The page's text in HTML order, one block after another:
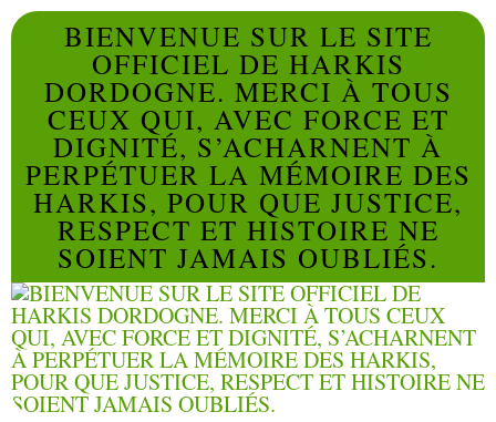
BIENVENUE SUR LE SITE
OFFICIEL DE HARKIS
DORDOGNE. MERCI À TOUS
CEUX QUI, AVEC FORCE ET
DIGNITÉ, S’ACHARNENT À
PERPÉTUER LA MÉMOIRE DES
HARKIS, POUR QUE JUSTICE,
RESPECT ET HISTOIRE NE
SOIENT JAMAIS OUBLIÉS.